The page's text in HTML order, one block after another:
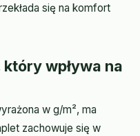
się na komfort
wpływa na
w g/m², ma
zachowuje się w